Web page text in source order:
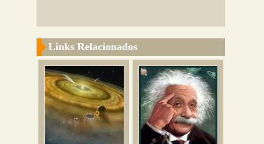
Links Relacionados